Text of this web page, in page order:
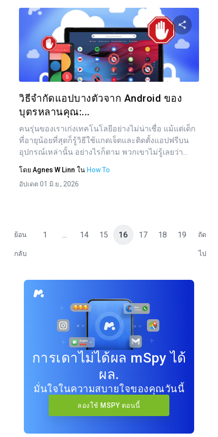
แบ่งปั
วิธีจำกัดแอปบางตัวจาก Android ของ
บุตรหลานคุณ:...
คนรุ่นของเราเก่งเทคโนโลยีอย่างไม่น่าเชื่อ แม้แต่เด็ก
ที่อายุน้อยที่สุดก็รู้วิธีใช้แกดเจ็ตและติดตั้งแอปฟรีบน
อุปกรณ์เหล่านั้น อย่างไรก็ตาม พวกเขาไม่รู้เลยว่า...
โดย Agnes W Linn ใน How To
อัปเดต 01 มิ.ย., 2026
ย้อน
กลับ
1 ... 14 15 16 17 18 19 ถัด
ไป
การเดาไม่ได้ผล mSpy ได้
ผล.
มั่นใจในความสบายใจของคุณวันนี้
ลองใช้ MSPY ตอนนี้